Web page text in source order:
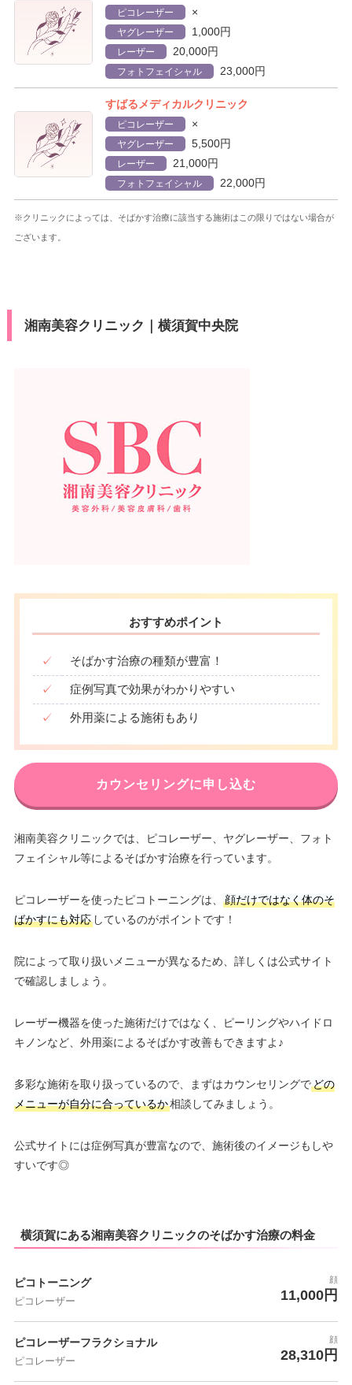
ピコレーザー ×
ヤグレーザー 1,000円
レーザー 20,000円
フォトフェイシャル 23,000円
すばるメディカルクリニック
ピコレーザー ×
ヤグレーザー 5,500円
レーザー 21,000円
フォトフェイシャル 22,000円
※クリニックによっては、そばかす治療に該当する施術はこの限りではない場合が
ございます。
湘南美容クリニック｜横須賀中央院
おすすめポイント
✓ そばかす治療の種類が豊富！
✓ 症例写真で効果がわかりやすい
✓ 外用薬による施術もあり
カウンセリングに申し込む
湘南美容クリニックでは、ピコレーザー、ヤグレーザー、フォト
フェイシャル等によるそばかす治療を行っています。
ピコレーザーを使ったピコトーニングは、
顔だけではなく体のそ
ばかすにも対応しているのがポイントです！
院によって取り扱いメニューが異なるため、詳しくは公式サイト
で確認しましょう。
レーザー機器を使った施術だけではなく、ピーリングやハイドロ
キノンなど、外用薬によるそばかす改善もできますよ♪
多彩な施術を取り扱っているので、まずはカウンセリングでどの
メニューが自分に合っているか相談してみましょう。
公式サイトには症例写真が豊富なので、施術後のイメージもしや
すいです◎
横須賀にある湘南美容クリニックのそばかす治療の料金
ピコトーニング
ピコレーザー
顔
11,000円
ピコレーザーフラクショナル
ピコレーザー
顔
28,310円